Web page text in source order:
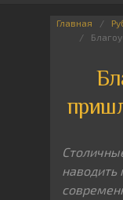
Главная
наводить